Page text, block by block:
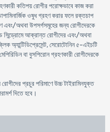
কতিপয় রোগীর পরোক্ষভাবে কাজ করা
ওষুধ গ্রহণ করার ফলে রক্তচাপ
এবং/অথবা উপসর্গসমূহের জন্য রোগীদেরকে
সিন্ড্রোমে আক্রান্ত রোগীদের এবং/অথবা
অ্যান্টিডিপ্রেসেন্ট, সেরোটোনিন ৫-এইচটি
বা বুসপিরোন গ্রহণকারী রোগীদেরকে
প্রচুর পরিমাণে উচ্চ টাইরামিনযুক্ত
দিতে হবে।